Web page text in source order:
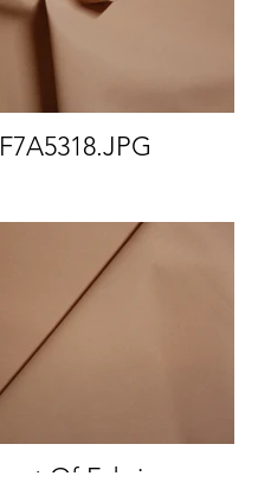
_F7A5318.JPG
Of Fabric